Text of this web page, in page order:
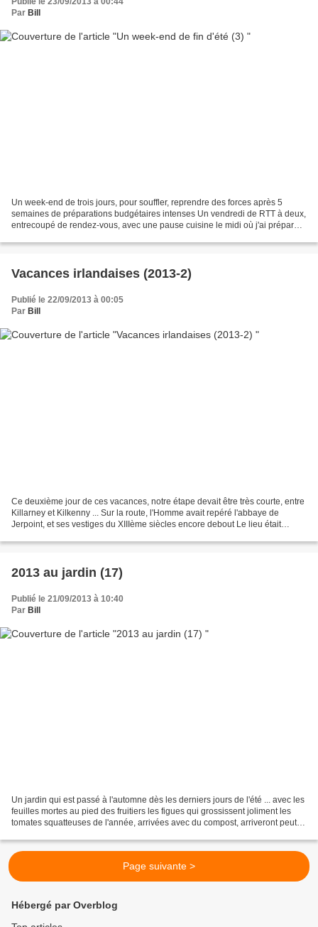
Par Bill
Un week-end de trois jours, pour souffler, reprendre des forces après 5
semaines de préparations budgétaires intenses Un vendredi de RTT à deux,
entrecoupé de rendez-vous, avec une pause cuisine le midi où j'ai préparé
Vacances irlandaises (2013-2)
Publié le 22/09/2013 à 00:05
Par Bill
Ce deuxième jour de ces vacances, notre étape devait être très courte, entre
Killarney et Kilkenny ... Sur la route, l'Homme avait repéré l'abbaye de
Jerpoint, et ses vestiges du XIIIème siècles encore debout Le lieu était
2013 au jardin (17)
Publié le 21/09/2013 à 10:40
Par Bill
Un jardin qui est passé à l'automne dès les derniers jours de l'été ... avec les
feuilles mortes au pied des fruitiers les figues qui grossissent joliment les
tomates squatteuses de l'année, arrivées avec du compost, arriveront peut
Page suivante >
Hébergé par Overblog